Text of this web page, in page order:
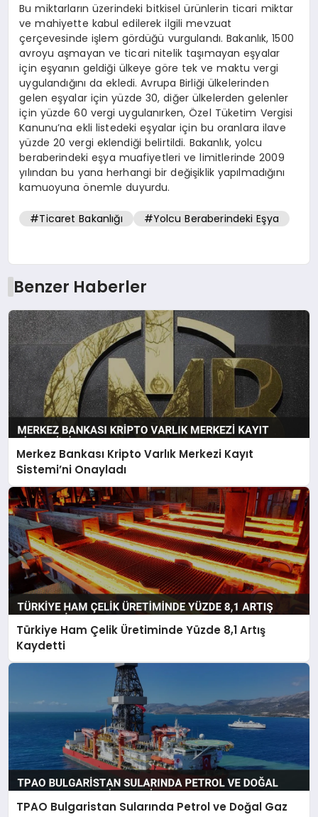
Bu miktarların üzerindeki bitkisel ürünlerin ticari miktar
ve mahiyette kabul edilerek ilgili mevzuat
çerçevesinde işlem gördüğü vurgulandı. Bakanlık, 1500
avroyu aşmayan ve ticari nitelik taşımayan eşyalar
için eşyanın geldiği ülkeye göre tek ve maktu vergi
uygulandığını da ekledi. Avrupa Birliği ülkelerinden
gelen eşyalar için yüzde 30, diğer ülkelerden gelenler
için yüzde 60 vergi uygulanırken, Özel Tüketim Vergisi
Kanunu’na ekli listedeki eşyalar için bu oranlara ilave
yüzde 20 vergi eklendiği belirtildi. Bakanlık, yolcu
beraberindeki eşya muafiyetleri ve limitlerinde 2009
yılından bu yana herhangi bir değişiklik yapılmadığını
kamuoyuna önemle duyurdu.
#Ticaret Bakanlığı #Yolcu Beraberindeki Eşya
Benzer Haberler
Merkez Bankası Kripto Varlık Merkezi Kayıt
Sistemi’ni Onayladı
Türkiye Ham Çelik Üretiminde Yüzde 8,1 Artış
Kaydetti
TPAO Bulgaristan Sularında Petrol ve Doğal Gaz